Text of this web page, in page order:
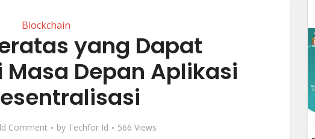
Blockchain
yang Dapat
Depan Aplikasi
Comment by Techfor Id 566 Views